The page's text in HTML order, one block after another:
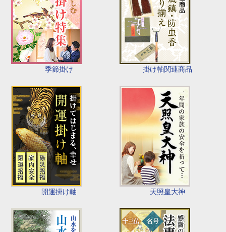
季節掛け 掛け軸関連商品
開運掛け軸 天照皇大神